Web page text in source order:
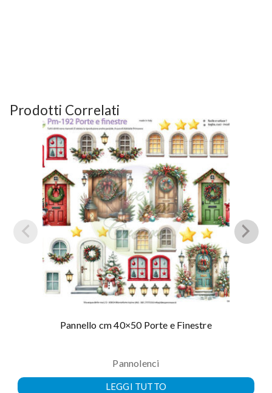
Prodotti Correlati
Pannello cm 40×50 Porte e Finestre
Pannolenci
LEGGI TUTTO